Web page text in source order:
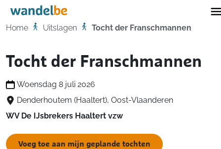
Home
Home Uitslagen Tocht der Franschmannen
Tocht der Franschmannen
Woensdag 8 juli 2026
Denderhoutem (Haaltert), Oost-Vlaanderen
WV De IJsbrekers Haaltert vzw
Voeg toe aan mijn geplande tochten